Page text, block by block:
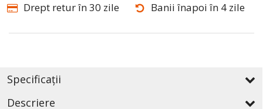
Drept retur în 30 zile
Banii înapoi în 4 zile
Specificații
Descriere